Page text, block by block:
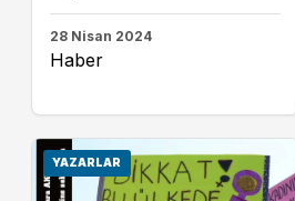
28 Nisan 2024
Haber
YAZARLAR